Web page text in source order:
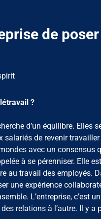
de
?
d’un équilibre. Elles
salariés de revenir
avec un consensus
à se pérenniser. Elle
au travail des employés.
une expérience
L’entreprise, c’est
relations à l’autre. Il y